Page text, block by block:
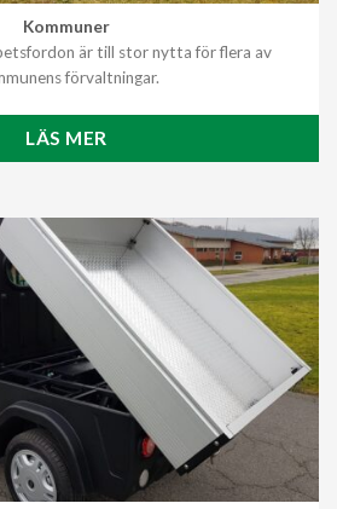
Kommuner
är till stor nytta för flera av
förvaltningar.
LÄS MER